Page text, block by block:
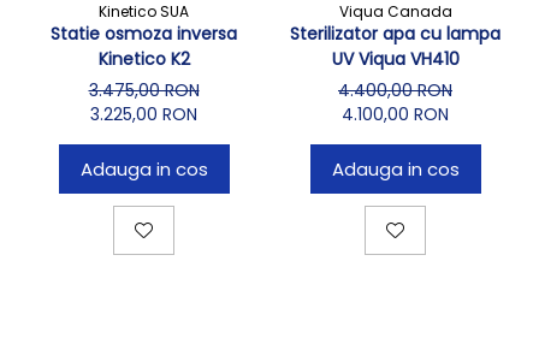
Kinetico SUA
Statie osmoza inversa
Kinetico K2
3.475,00 RON
3.225,00 RON
Adauga in cos
Viqua Canada
Sterilizator apa cu lampa
UV Viqua VH410
4.400,00 RON
4.100,00 RON
Adauga in cos